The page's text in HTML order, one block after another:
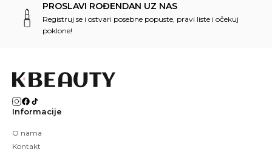
PROSLAVI ROĐENDAN UZ NAS
Registruj se i ostvari posebne popuste, pravi liste i očekuj
poklone!
Informacije
O nama
Kontakt